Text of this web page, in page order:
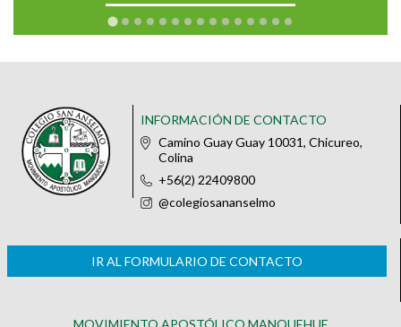
INFORMACIÓN DE CONTACTO
Camino Guay Guay 10031, Chicureo,
Colina
+56(2) 22409800
@colegiosananselmo
IR AL FORMULARIO DE CONTACTO